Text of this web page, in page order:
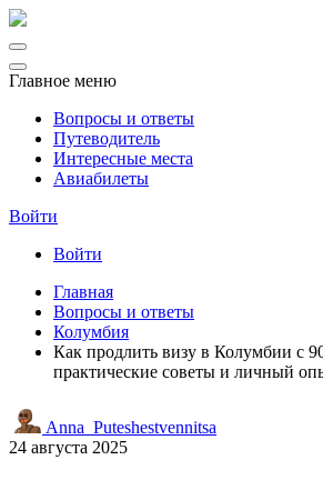
Главное меню
Вопросы и ответы
Путеводитель
Интересные места
Авиабилеты
Войти
Войти
Главная
Вопросы и ответы
Колумбия
Как продлить визу в Колумбии с
практические советы и личный
Anna_Puteshestvennitsa
24 августа 2025